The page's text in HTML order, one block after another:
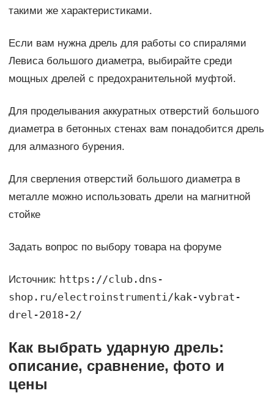
такими же характеристиками.
Если вам нужна дрель для работы со спиралями
Левиса большого диаметра, выбирайте среди
мощных дрелей с предохранительной муфтой.
Для проделывания аккуратных отверстий большого
диаметра в бетонных стенах вам понадобится дрель
для алмазного бурения.
Для сверления отверстий большого диаметра в
металле можно использовать дрели на магнитной
стойке
Задать вопрос по выбору товара на форуме
Источник: https://club.dns-
shop.ru/electroinstrumenti/kak-vybrat-
drel-2018-2/
Как выбрать ударную дрель:
описание, сравнение, фото и
цены